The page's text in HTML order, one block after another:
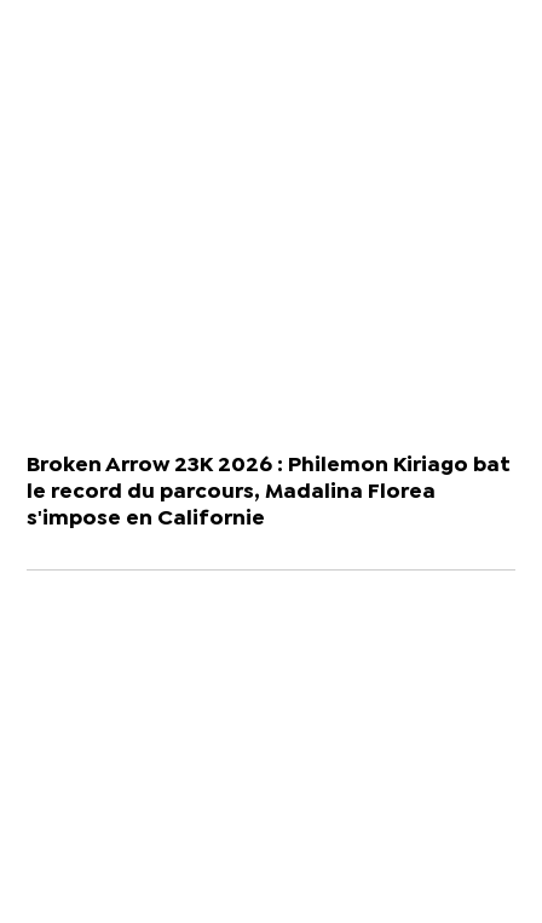
Broken Arrow 23K 2026 : Philemon Kiriago bat
le record du parcours, Madalina Florea
s'impose en Californie